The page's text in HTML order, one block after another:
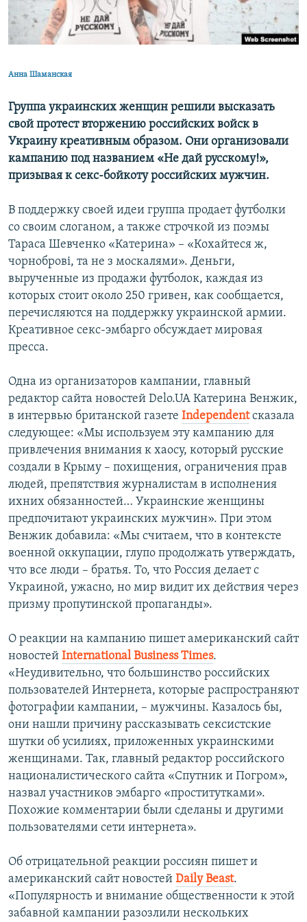
ПОБЕДИТЕЛЕЙ НЕ СУДЯТ?
КРЫМ.НЕПОКОРЕННЫЙ
ПРИСОЕДИНЯЙТЕСЬ!
Все сайты RFE/RL
Анна Шаманская
Группа украинских женщин решили высказать
свой протест вторжению российских войск в
Украину креативным образом. Они организовали
кампанию под названием «Не дай русскому!»,
призывая к секс-бойкоту российских мужчин.
В поддержку своей идеи группа продает футболки
со своим слоганом, а также строчкой из поэмы
Тараса Шевченко «Катерина» – «Кохайтеся ж,
чорноброві, та не з москалями». Деньги,
вырученные из продажи футболок, каждая из
которых стоит около 250 гривен, как сообщается,
перечисляются на поддержку украинской армии.
Креативное секс-эмбарго обсуждает мировая
пресса.
Одна из организаторов кампании, главный
редактор сайта новостей Delo.UA Катерина Венжик,
в интервью британской газете Independentсказала
следующее: «Мы используем эту кампанию для
привлечения внимания к хаосу, который русские
создали в Крыму – похищения, ограничения прав
людей, препятствия журналистам в исполнения
ихних обязанностей… Украинские женщины
предпочитают украинских мужчин». При этом
Венжик добавила: «Мы считаем, что в контексте
военной оккупации, глупо продолжать утверждать,
что все люди – братья. То, что Россия делает с
Украиной, ужасно, но мир видит их действия через
призму пропутинской пропаганды».
О реакции на кампанию пишет американский сайт
новостей International Business Times.
«Неудивительно, что большинство российских
пользователей Интернета, которые распространяют
фотографии кампании, – мужчины. Казалось бы,
они нашли причину рассказывать сексистские
шутки об усилиях, приложенных украинскими
женщинами. Так, главный редактор российского
националистического сайта «Спутник и Погром»,
назвал участников эмбарго «проститутками».
Похожие комментарии были сделаны и другими
пользователями сети интернета».
Об отрицательной реакции россиян пишет и
американский сайт новостей Daily Beast.
«Популярность и внимание общественности к этой
забавной кампании разозлили нескольких